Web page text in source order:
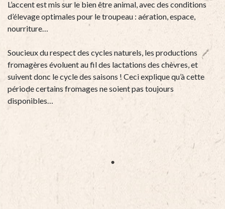
L’accent est mis sur le bien être animal, avec des conditions
d’élevage optimales pour le troupeau : aération, espace,
nourriture…
Soucieux du respect des cycles naturels, les productions
fromagères évoluent au fil des lactations des chèvres, et
suivent donc le cycle des saisons ! Ceci explique qu’à cette
période certains fromages ne soient pas toujours
disponibles…